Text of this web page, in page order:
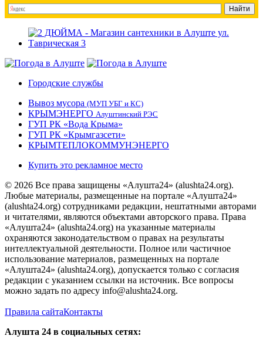
Городские службы
Вывоз мусора (МУП УБГ и КС)
КРЫМЭНЕРГО Алуштинский РЭС
ГУП РК «Вода Крыма»
ГУП РК «Крымгазсети»
КРЫМТЕПЛОКОММУНЭНЕРГО
Купить это рекламное место
© 2026 Все права защищены «Алушта24» (alushta24.org).
Любые материалы, размещенные на портале «Алушта24»
(alushta24.org) сотрудниками редакции, нештатными авторами
и читателями, являются объектами авторского права. Права
«Алушта24» (alushta24.org) на указанные материалы
охраняются законодательством о правах на результаты
интеллектуальной деятельности. Полное или частичное
использование материалов, размещенных на портале
«Алушта24» (alushta24.org), допускается только с согласия
редакции с указанием ссылки на источник. Все вопросы
можно задать по адресу info@alushta24.org.
Правила сайтаКонтакты
Алушта 24 в социальных сетях: